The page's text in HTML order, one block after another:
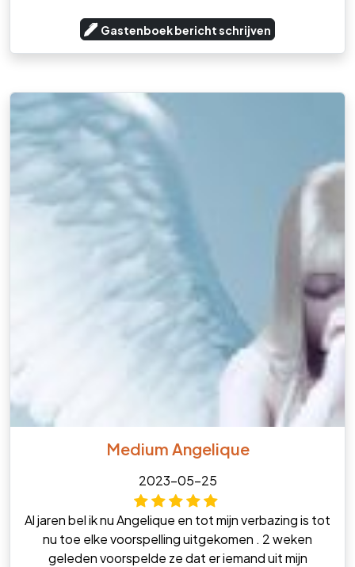
Gastenboek bericht schrijven
Medium Angelique
2023-05-25
Al jaren bel ik nu Angelique en tot mijn verbazing is tot
nu toe elke voorspelling uitgekomen . 2 weken
geleden voorspelde ze dat er iemand uit mijn